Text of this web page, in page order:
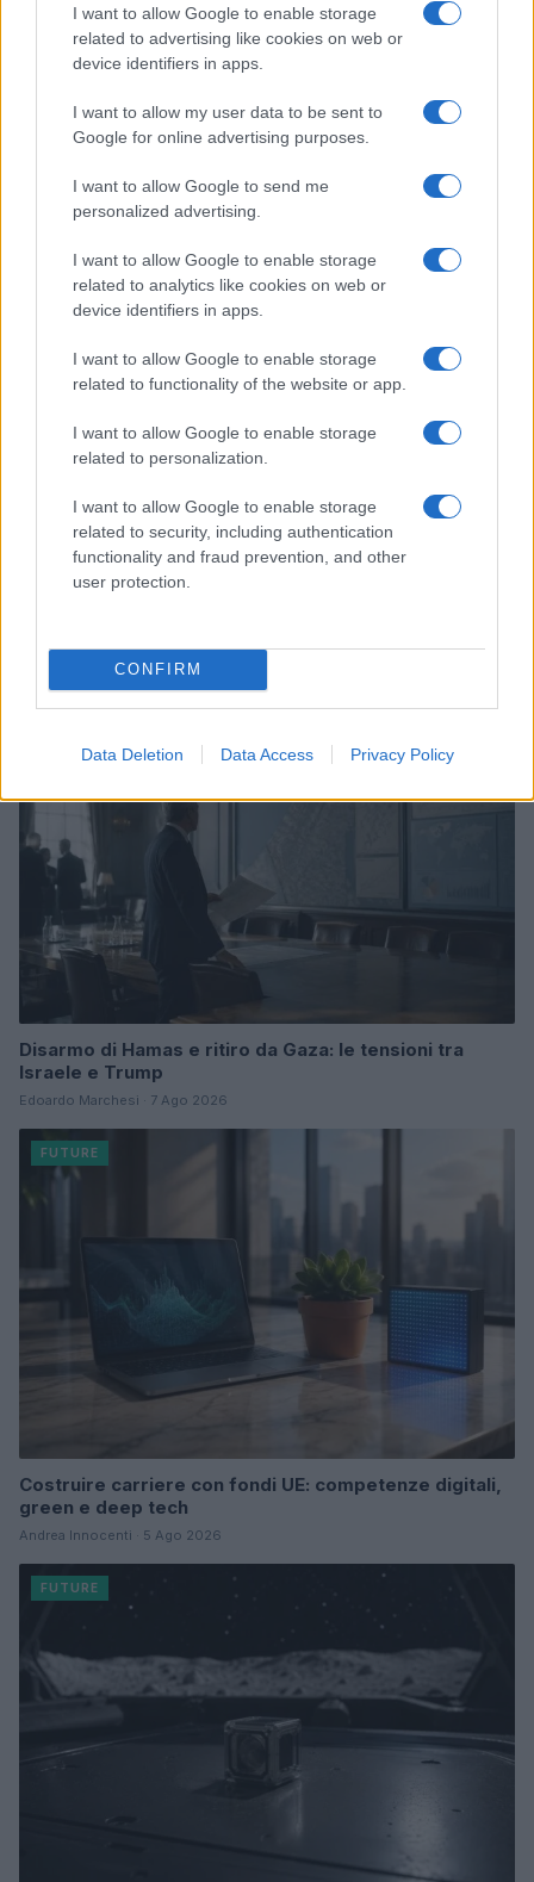
I want to allow Google to enable storage
related to advertising like cookies on web or
device identifiers in apps.
I want to allow my user data to be sent to
Google for online advertising purposes.
I want to allow Google to send me
personalized advertising.
I want to allow Google to enable storage
related to analytics like cookies on web or
device identifiers in apps.
I want to allow Google to enable storage
related to functionality of the website or app.
I want to allow Google to enable storage
related to personalization.
I want to allow Google to enable storage
related to security, including authentication
functionality and fraud prevention, and other
user protection.
CONFIRM
Data Deletion Data Access Privacy Policy
AUTORE
Staff
Continua a leggere
Disarmo di Hamas e ritiro da Gaza: le tensioni tra
Israele e Trump
Edoardo Marchesi · 7 Ago 2026
FUTURE
Costruire carriere con fondi UE: competenze digitali,
green e deep tech
Andrea Innocenti · 5 Ago 2026
FUTURE